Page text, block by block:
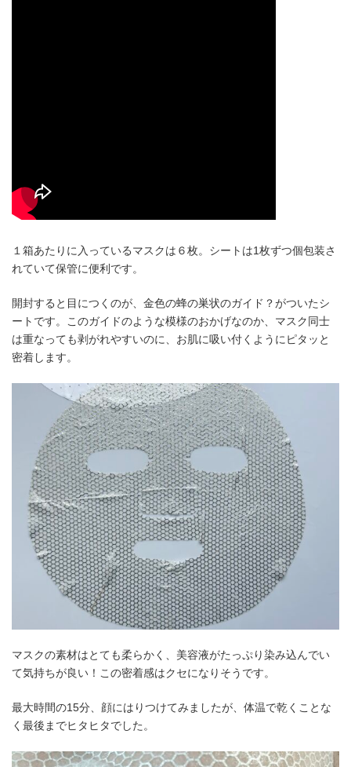
１箱あたりに入っているマスクは６枚。シートは1枚ずつ個包装さ
れていて保管に便利です。
開封すると目につくのが、金色の蜂の巣状のガイド？がついたシ
ートです。このガイドのような模様のおかげなのか、マスク同士
は重なっても剥がれやすいのに、お肌に吸い付くようにピタッと
密着します。
マスクの素材はとても柔らかく、美容液がたっぷり染み込んでい
て気持ちが良い！この密着感はクセになりそうです。
最大時間の15分、顔にはりつけてみましたが、体温で乾くことな
く最後までヒタヒタでした。